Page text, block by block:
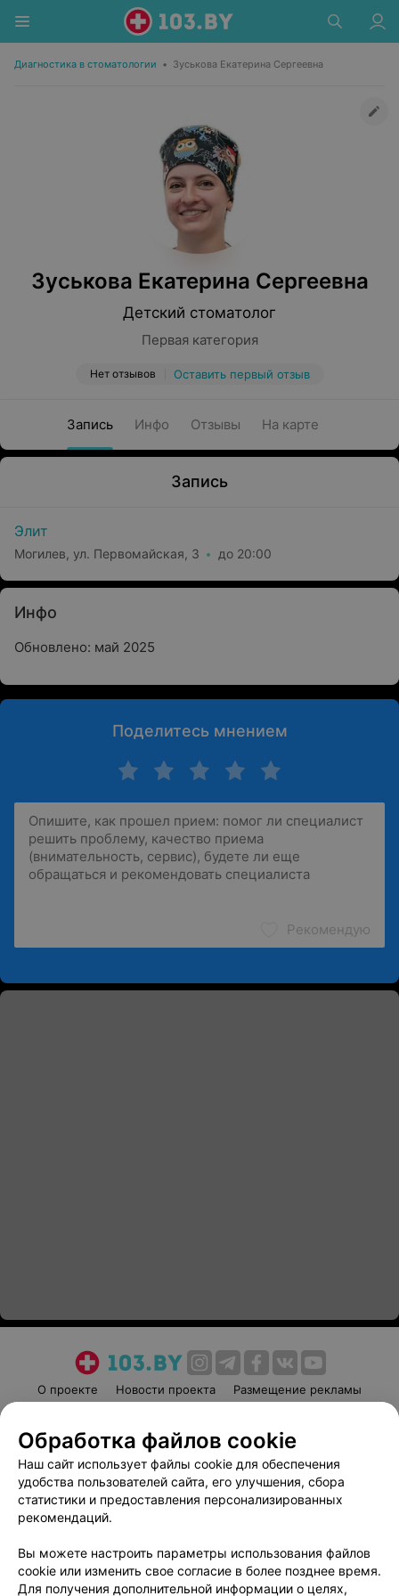
Диагностика в стоматологии • Зуськова Екатерина Сергеевна
Зуськова Екатерина Сергеевна
Детский стоматолог
Первая категория
Нет отзывов Оставить первый отзыв
Запись Инфо Отзывы На карте
Запись
Элит
Могилев, ул. Первомайская, 3 до 20:00
Инфо
Обновлено: май 2025
Поделитесь мнением
Рекомендую
О проекте Новости проекта
Размещение рекламы
Пользовательское соглашение
Способы оплаты
Вакансии
Партнеры
Написать руководителю 103.by
Обработка персональных данных
Обработка файлов cookie
Наш сайт использует файлы cookie для обеспечения
удобства пользователей сайта, его улучшения, сбора
статистики и предоставления персонализированных
рекомендаций.
Вы можете настроить параметры использования файлов
cookie или изменить свое согласие в более позднее время.
Для получения дополнительной информации о целях,